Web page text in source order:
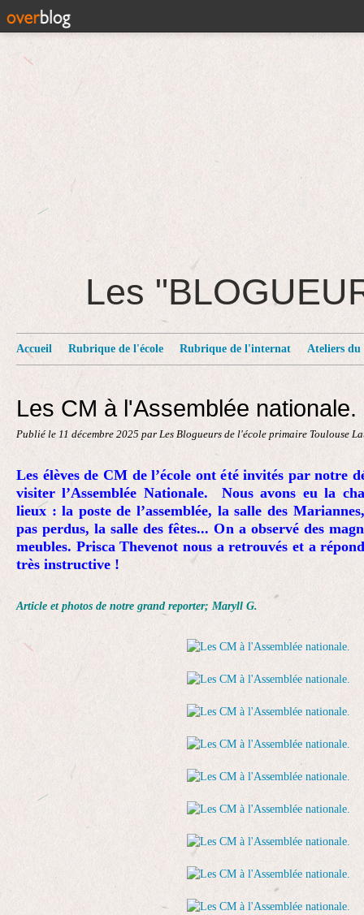
Les
Accueil Rubrique de l'école Rubrique de l'internat Ateliers du
Les CM à l'Assemblée nationale.
Publié le 11 décembre 2025 par Les Blogueurs de l'école primaire Toulouse
Les élèves de CM de l’école ont été invités par notre
visiter l’Assemblée Nationale. Nous avons eu la
lieux : la poste de l’assemblée, la salle des
pas perdus, la salle des fêtes... On a observé des
meubles. Prisca Thevenot nous a retrouvés et a
très instructive !
Article et photos de notre grand reporter; Maryll G.